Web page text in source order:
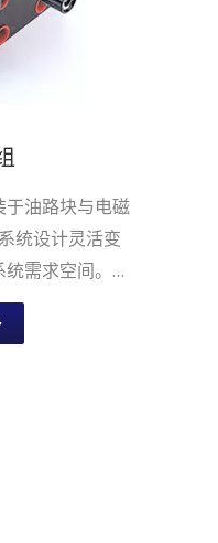
于油路块与电磁
统设计灵活变
需求空间。叠
标准，提供六